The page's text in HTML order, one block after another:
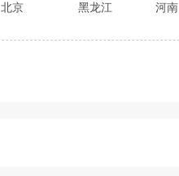
北京 黑龙江 河南